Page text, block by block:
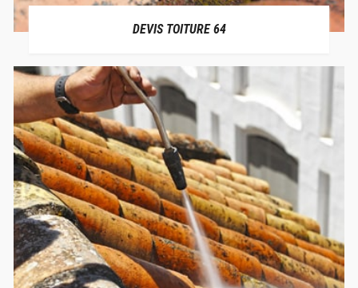
DEVIS TOITURE 64